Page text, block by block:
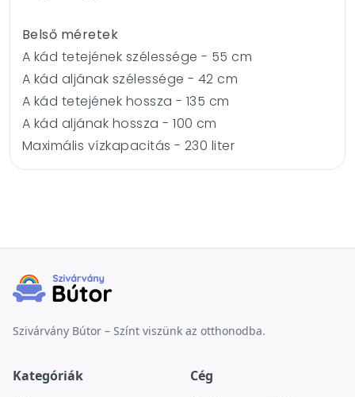
Belső méretek
A kád tetejének szélessége - 55 cm
A kád aljának szélessége - 42 cm
A kád tetejének hossza - 135 cm
A kád aljának hossza - 100 cm
Maximális vízkapacitás - 230 liter
Szivárvány Bútor – Színt viszünk az otthonodba.
Kategóriák Cég